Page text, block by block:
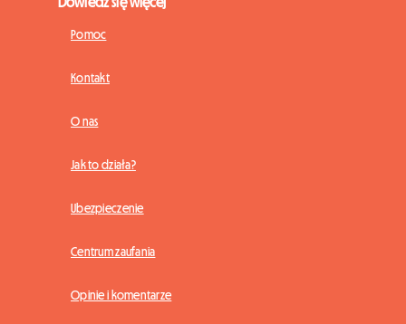
Pomoc
Kontakt
O nas
Jak to działa?
Ubezpieczenie
Centrum zaufania
Opinie i komentarze